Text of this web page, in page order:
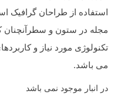
استفاده از طراحان گرافیک
مجله در ستون و سطرآنچنان
تکنولوژی مورد نیاز و
می باشد.
در انبار موجود نمی باشد